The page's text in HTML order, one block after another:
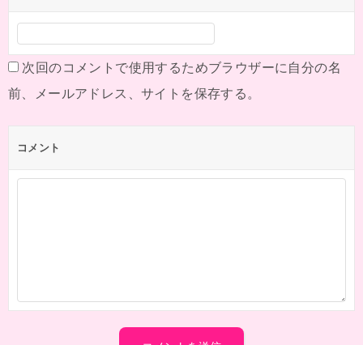
次回のコメントで使用するためブラウザーに自分の名
前、メールアドレス、サイトを保存する。
コメント